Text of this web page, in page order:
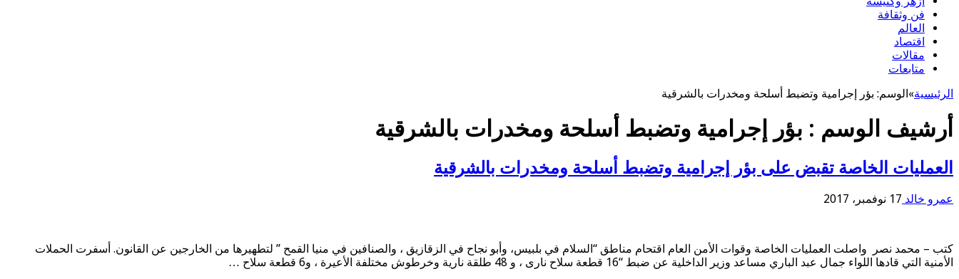
فن وثقافة
العالم
اقتصاد
مقالات
متابعات
الرئيسية»الوسم: بؤر إجرامية وتضبط أسلحة ومخدرات بالشرقية
أرشيف الوسم : بؤر إجرامية وتضبط أسلحة ومخدرات بالشرقية
العمليات الخاصة تقبض على بؤر إجرامية وتضبط أسلحة ومخدرات بالشرقية
عمرو خالد 17 نوفمبر، 2017
كتب – محمد نصر واصلت العمليات الخاصة وقوات الأمن العام اقتحام مناطق “السلام في بلبيس، وأبو نجاح في الزقازيق ، والصنافين في منيا القمح ” لتطهيرها من الخارجين عن القانون. أسفرت الحملات
الأمنية التي قادها اللواء جمال عبد الباري مساعد وزير الداخلية عن ضبط “16 قطعة سلاح نارى ، و 48 طلقة نارية وخرطوش مختلفة الأعيرة ، و6 قطعة سلاح …